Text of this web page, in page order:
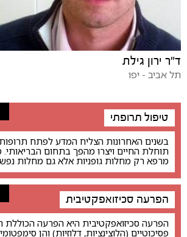
ד"ר ירון גילת
תל אביב - יפו
טיפול תרופתי
בשנים האחרונות הצליח המדע לפתח
תוחלת החיים ויצרו מהפך בתחום הבריאותי.
מרפא רק מחלות גופניות אלא גם מחלות נפש
הפרעה סכיזואפקטיבית
הפרעה סכיזואפקטיבית היא הפרעה הכוללת
פסיכוטיים (הלוצינציות, דלוזיות) והן